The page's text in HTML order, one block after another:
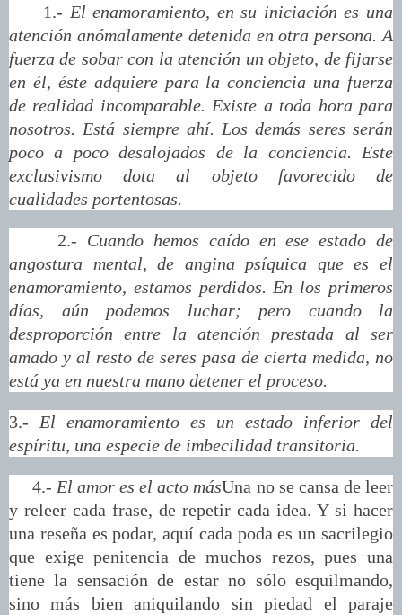
1.- El enamoramiento, en su iniciación es una
atención anómalamente detenida en otra persona. A
fuerza de sobar con la atención un objeto, de fijarse
en él, éste adquiere para la conciencia una fuerza
de realidad incomparable. Existe a toda hora para
nosotros. Está siempre ahí. Los demás seres serán
poco a poco desalojados de la conciencia. Este
exclusivismo dota al objeto favorecido de
cualidades portentosas.
2.- Cuando hemos caído en ese estado de
angostura mental, de angina psíquica que es el
enamoramiento, estamos perdidos. En los primeros
días, aún podemos luchar; pero cuando la
desproporción entre la atención prestada al ser
amado y al resto de seres pasa de cierta medida, no
está ya en nuestra mano detener el proceso.
3.- El enamoramiento es un estado inferior del
espíritu, una especie de imbecilidad transitoria.
4.- El amor es el acto másUna no se cansa de leer
y releer cada frase, de repetir cada idea. Y si hacer
una reseña es podar, aquí cada poda es un sacrilegio
que exige penitencia de muchos rezos, pues una
tiene la sensación de estar no sólo esquilmando,
sino más bien aniquilando sin piedad el paraje